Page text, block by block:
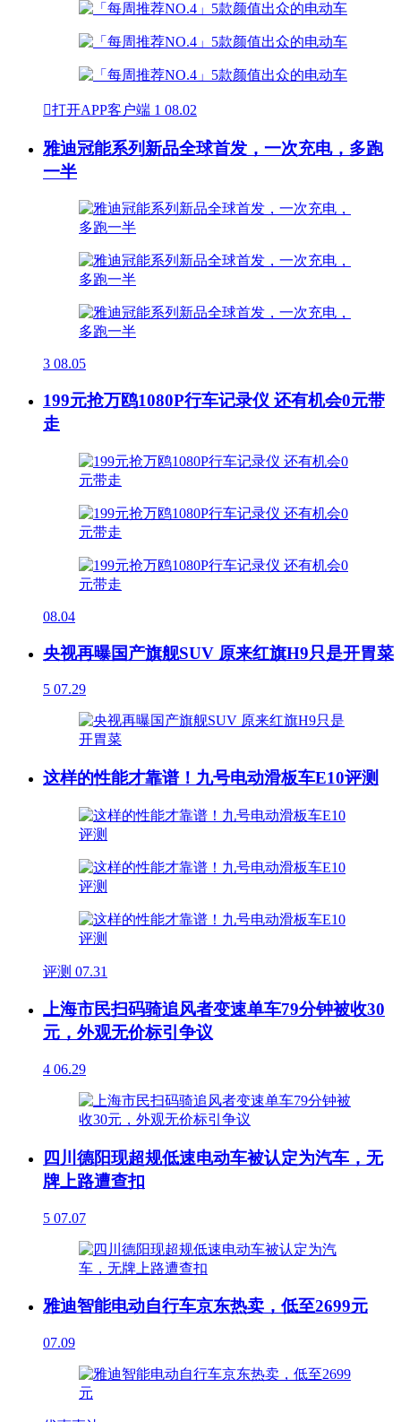
打开APP客户端 1 08.02
雅迪冠能系列新品全球首发，一次充电，多跑
一半
3 08.05
199元抢万鸥1080P行车记录仪 还有机会0元带
走
08.04
央视再曝国产旗舰SUV 原来红旗H9只是开胃菜
5 07.29
这样的性能才靠谱！九号电动滑板车E10评测
评测 07.31
上海市民扫码骑追风者变速单车79分钟被收30
元，外观无价标引争议
4 06.29
四川德阳现超规低速电动车被认定为汽车，无
牌上路遭查扣
5 07.07
雅迪智能电动自行车京东热卖，低至2699元
07.09